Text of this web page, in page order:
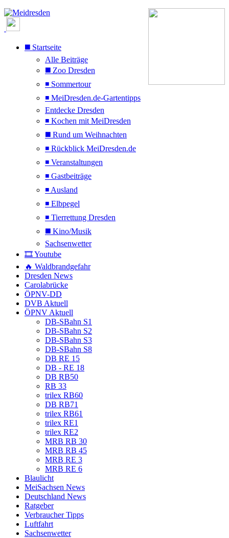
◼️ Startseite
Alle Beiträge
◼️ Zoo Dresden
◾ Sommertour
◾ MeiDresden.de-Gartentipps
Entdecke Dresden
◾ Kochen mit MeiDresden
◼️ Rund um Weihnachten
◾ Rückblick MeiDresden.de
◾ Veranstaltungen
◾ Gastbeiträge
◾ Ausland
◾ Elbpegel
◾ Tierrettung Dresden
◼️ Kino/Musik
Sachsenwetter
🎞️ Youtube
🔥 Waldbrandgefahr
Dresden News
Carolabrücke
ÖPNV-DD
DVB Aktuell
ÖPNV Aktuell
DB-SBahn S1
DB-SBahn S2
DB-SBahn S3
DB-SBahn S8
DB RE 15
DB - RE 18
DB RB50
RB 33
trilex RB60
DB RB71
trilex RB61
trilex RE1
trilex RE2
MRB RB 30
MRB RB 45
MRB RE 3
MRB RE 6
Blaulicht
MeiSachsen News
Deutschland News
Ratgeber
Verbraucher Tipps
Luftfahrt
Sachsenwetter